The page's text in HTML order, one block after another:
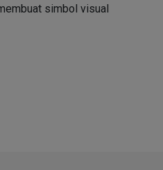
simbol visual